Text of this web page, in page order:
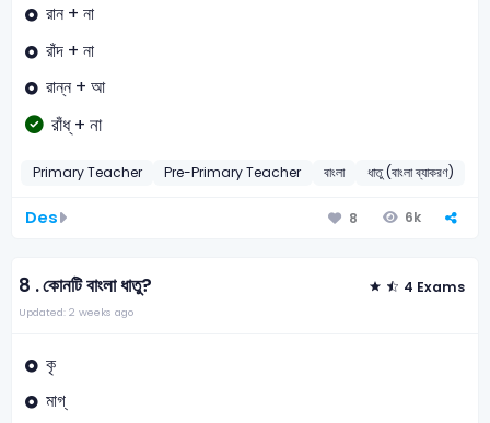
রান + না
রাঁদ + না
রান্ন + আ
রাঁধ্‌ + না
Primary Teacher Pre-Primary Teacher বাংলা ধাতু (বাংলা ব্যাকরণ)
Des 8 6k
8 .কোনটি বাংলা ধাতু? 4 Exams
Updated: 2 weeks ago
কৃ
মাগ্‌